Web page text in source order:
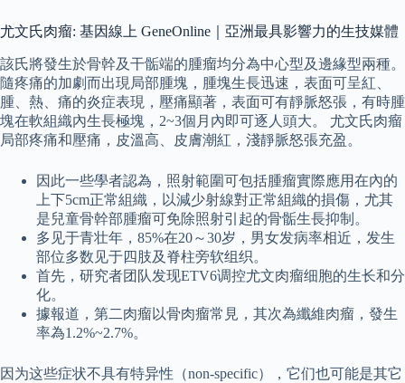
尤文氏肉瘤: 基因線上 GeneOnline｜亞洲最具影響力的生技媒體
該氏將發生於骨幹及干骺端的腫瘤均分為中心型及邊緣型兩種。
隨疼痛的加劇而出現局部腫塊，腫塊生長迅速，表面可呈紅、
腫、熱、痛的炎症表現，壓痛顯著，表面可有靜脈怒張，有時腫
塊在軟組織內生長極塊，2~3個月內即可逐人頭大。 尤文氏肉瘤
局部疼痛和壓痛，皮溫高、皮膚潮紅，淺靜脈怒張充盈。
因此一些學者認為，照射範圍可包括腫瘤實際應用在內的
上下5cm正常組織，以減少射線對正常組織的損傷，尤其
是兒童骨幹部腫瘤可免除照射引起的骨骺生長抑制。
多见于青壮年，85%在20～30岁，男女发病率相近，发生
部位多数见于四肢及脊柱旁软组织。
首先，研究者团队发现ETV6调控尤文肉瘤细胞的生长和分
化。
據報道，第二肉瘤以骨肉瘤常見，其次為纖維肉瘤，發生
率為1.2%~2.7%。
因为这些症状不具有特异性（non-specific），它们也可能是其它